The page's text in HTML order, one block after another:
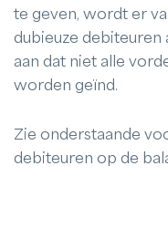
te geven, wordt er
dubieuze debiteuren
aan dat niet alle
worden geïnd.
Zie onderstaande
debiteuren op de